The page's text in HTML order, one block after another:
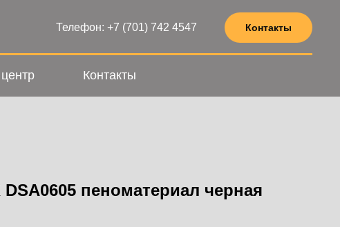
Телефон: +7 (701) 742 4547 Контакты
Контакты
DSA0605 пеноматериал черная